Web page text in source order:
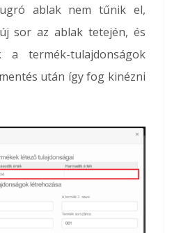
ablak nem tűnik el,
sor az ablak tetején, és
a termék-tulajdonságok
után így fog kinézni